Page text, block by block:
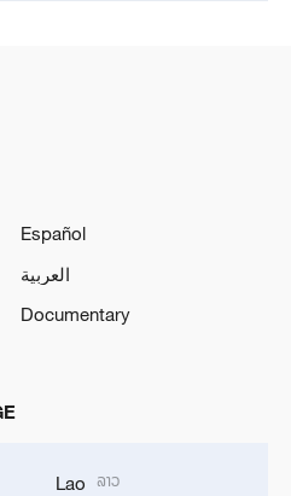
Español
العربية
Documentary
Lao ລາວ